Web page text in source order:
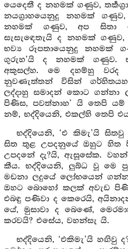
යෙදෙතී ද නහමක් ගණුව,
නයග්‍රාහයෙනුදු නහමක් ගණුව,
නහමක් ගණුව, අප සිතා
සැසැඳෙතැයි ද නහමක් ගණුව,
භව්‍ය රූපතායෙනුදු නහමක්
ගුරුහ’යි ද නහමක් ගණුව.
අකුසල්හ. මෙ දහම්හු වරද
නුවණැත්තන් විසින්
ලද්දාහු සමාදන් කොට ගන්නා
පිණිස, පවත්නාහ’ යි තෙපි
නම්, භද්දියෙනි, එකල්හි තෙපි
භද්දියෙනි, ‘එ කිමැ’යි
සිත තුළ උපදනුයේ ඔහුට
උපදනේ දැ?යි, ඇසූසේක.
කීය. භද්දියෙනි, ලුබ්ධ වූ මෙ
මඩනා ලදුයේ ලෝභයෙන්
ඔහට බොහෝ කලක් අවැඩ
එබඳු පණිවා ද කෙරෙයි,
යේ, මුසාවා ද බෙණේ,
කරවයි? එසේය, වහන්සැ යි.
භද්දියෙනි, ‘එකිමැ’යි හඟිවු